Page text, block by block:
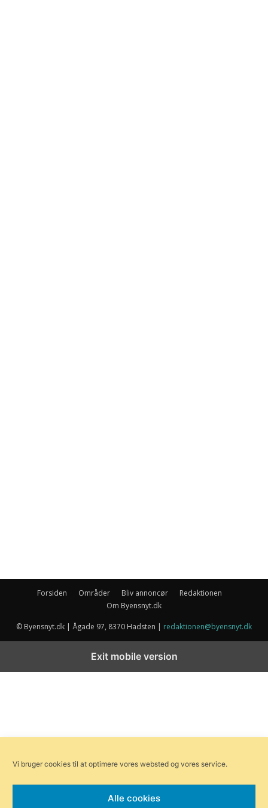
Forsiden Områder Bliv annoncør
Redaktionen
Om Byensnyt.dk
© Byensnyt.dk | Ågade 97, 8370 Hadsten | redaktionen@byensnyt.dk
Vi bruger cookies til at optimere vores websted og vores service.
Alle cookies
Exit mobile version